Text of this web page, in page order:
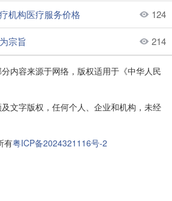
机构医疗服务价格 124
宗旨 214
内容来源于网络，版权适用于《中华人民
文字版权，任何个人、企业和机构，未经
有粤ICP备2024321116号-2